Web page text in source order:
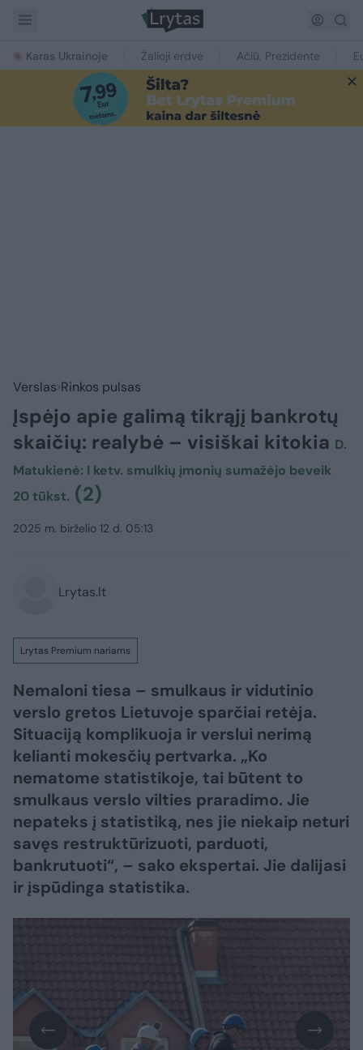
Karas Ukrainoje Žalioji erdvė Ačiū, Prezidente
Verslas Rinkos pulsas
Įspėjo apie galimą tikrąjį bankrotų
skaičių: realybė – visiškai kitokia D.
Matukienė: I ketv. smulkių įmonių sumažėjo beveik
20 tūkst. (2)
2025 m. birželio 12 d. 05:13
Lrytas.lt
Lrytas Premium nariams
Nemaloni tiesa – smulkaus ir vidutinio
verslo gretos Lietuvoje sparčiai retėja.
Situaciją komplikuoja ir verslui nerimą
kelianti mokesčių pertvarka. „Ko
nematome statistikoje, tai būtent to
smulkaus verslo vilties praradimo. Jie
nepateks į statistiką, nes jie niekaip neturi
savęs restruktūrizuoti, parduoti,
bankrutuoti“, – sako ekspertai. Jie dalijasi
ir įspūdinga statistika.